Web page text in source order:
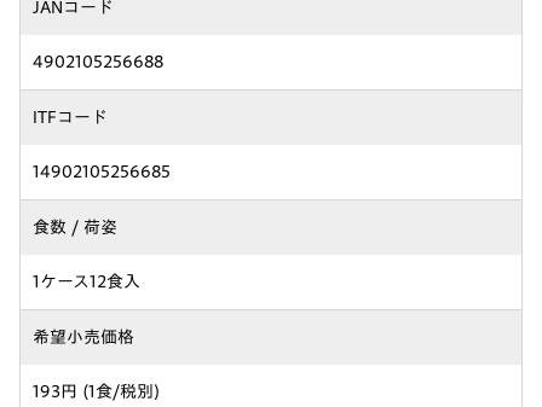
JANコード
4902105256688
ITFコード
14902105256685
食数 / 荷姿
1ケース12食入
希望小売価格
193円 (1食/税別)